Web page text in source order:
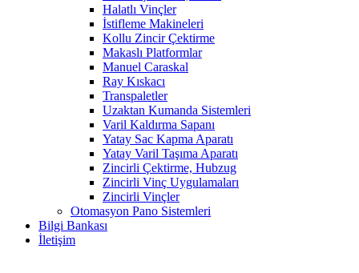
Halatlı Vinçler
İstifleme Makineleri
Kollu Zincir Çektirme
Makaslı Platformlar
Manuel Caraskal
Ray Kıskacı
Transpaletler
Uzaktan Kumanda Sistemleri
Varil Kaldırma Sapanı
Yatay Sac Kapma Aparatı
Yatay Varil Taşıma Aparatı
Zincirli Çektirme, Hubzug
Zincirli Vinç Uygulamaları
Zincirli Vinçler
Otomasyon Pano Sistemleri
Bilgi Bankası
İletişim